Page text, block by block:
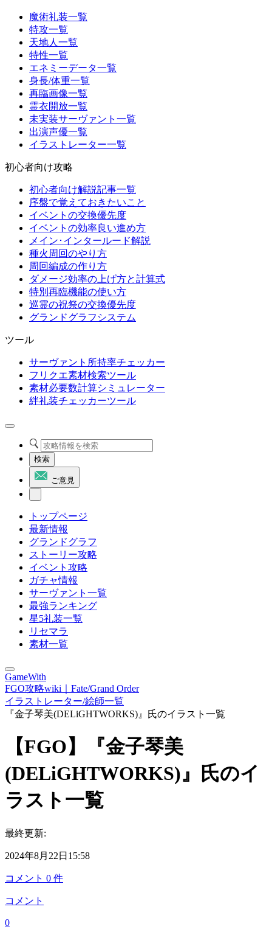
魔術礼装一覧
特攻一覧
天地人一覧
特性一覧
エネミーデータ一覧
身長/体重一覧
再臨画像一覧
霊衣開放一覧
未実装サーヴァント一覧
出演声優一覧
イラストレーター一覧
初心者向け攻略
初心者向け解説記事一覧
序盤で覚えておきたいこと
イベントの交換優先度
イベントの効率良い進め方
メイン･インタールード解説
種火周回のやり方
周回編成の作り方
ダメージ効率の上げ方と計算式
特別再臨機能の使い方
巡霊の祝祭の交換優先度
グランドグラフシステム
ツール
サーヴァント所持率チェッカー
フリクエ素材検索ツール
素材必要数計算シミュレーター
絆礼装チェッカーツール
検索
ご意見
トップページ
最新情報
グランドグラフ
ストーリー攻略
イベント攻略
ガチャ情報
サーヴァント一覧
最強ランキング
星5礼装一覧
リセマラ
素材一覧
GameWith
FGO攻略wiki｜Fate/Grand Order
イラストレーター/絵師一覧
『金子琴美(DELiGHTWORKS)』氏のイラスト一覧
【FGO】『金子琴美
(DELiGHTWORKS)』氏のイ
ラスト一覧
最終更新:
2024年8月22日15:58
コメント 0 件
コメント
0